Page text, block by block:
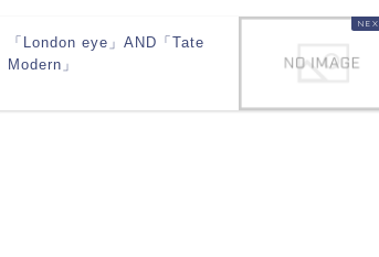
「London eye」AND「Tate
Modern」